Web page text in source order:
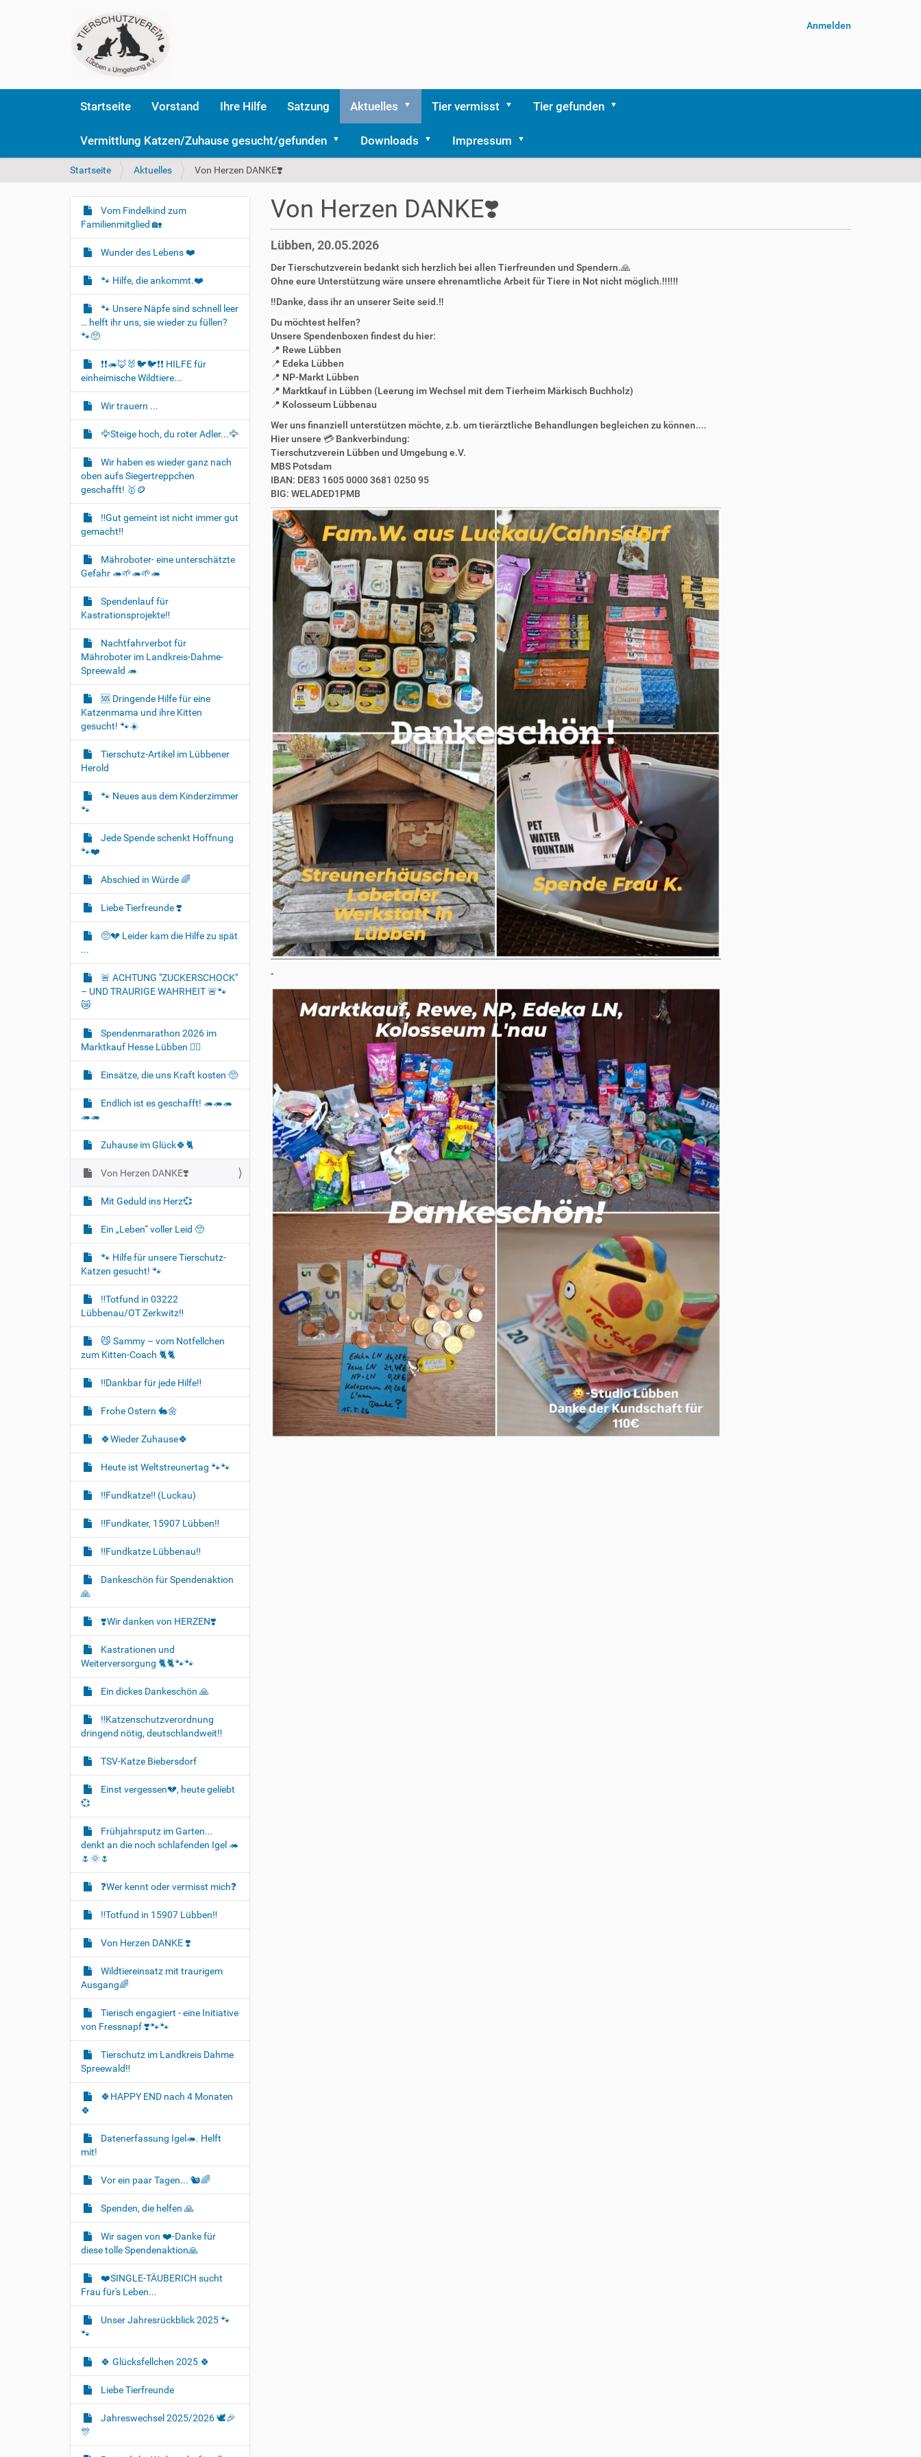
Anmelden
Startseite Vorstand Ihre Hilfe Satzung Aktuelles Tier vermisst Tier gefunden
Vermittlung Katzen/Zuhause gesucht/gefunden Downloads Impressum
S
e
n
h
e
Startseite Aktuelles Von Herzen DANKE❣️
Von Herzen DANKE❣️
Lübben, 20.05.2026
Der Tierschutzverein bedankt sich herzlich bei allen Tierfreunden und Spendern.🙏
Ohne eure Unterstützung wäre unsere ehrenamtliche Arbeit für Tiere in Not nicht möglich.‼️‼️‼️
‼️Danke, dass ihr an unserer Seite seid.‼️
Du möchtest helfen?
Unsere Spendenboxen findest du hier:
📍 Rewe Lübben
📍 Edeka Lübben
📍 NP-Markt Lübben
📍 Marktkauf in Lübben (Leerung im Wechsel mit dem Tierheim Märkisch Buchholz)
📍 Kolosseum Lübbenau
Wer uns finanziell unterstützen möchte, z.b. um tierärztliche Behandlungen begleichen zu können....
Hier unsere 💳 Bankverbindung:
Tierschutzverein Lübben und Umgebung e.V.
MBS Potsdam
IBAN: DE83 1605 0000 3681 0250 95
BIG: WELADED1PMB
-
N
a
v
i
g
a
t
i
o
n
Vom Findelkind zum
Familienmitglied 🏡
Wunder des Lebens ❤️
🐾 Hilfe, die ankommt.❤️
🐾 Unsere Näpfe sind schnell leer
… helft ihr uns, sie wieder zu füllen?
🐾🥺
❗❗🦔🦊🐰🐦‍🐦❗❗ HILFE für
einheimische Wildtiere...
Wir trauern ...
🦅Steige hoch, du roter Adler...🦅
Wir haben es wieder ganz nach
oben aufs Siegertreppchen
geschafft! 🥇🪙
‼️Gut gemeint ist nicht immer gut
gemacht‼️
Mähroboter- eine unterschätzte
Gefahr 🦔🌱🦔🌱🦔
Spendenlauf für
Kastrationsprojekte‼️
Nachtfahrverbot für
Mähroboter im Landkreis-Dahme-
Spreewald 🦔
🆘️ Dringende Hilfe für eine
Katzenmama und ihre Kitten
gesucht! 🐾☀️
Tierschutz-Artikel im Lübbener
Herold
🐾 Neues aus dem Kinderzimmer
🐾
Jede Spende schenkt Hoffnung
🐾❤️
Abschied in Würde 🌈
Liebe Tierfreunde ❣️
🥺💔 Leider kam die Hilfe zu spät
...
🚨 ACHTUNG "ZUCKERSCHOCK"
– UND TRAURIGE WAHRHEIT 🚨🐾
😿
Spendenmarathon 2026 im
Marktkauf Hesse Lübben 👍🏻
Einsätze, die uns Kraft kosten 🥺
Endlich ist es geschafft! 🦔🦔🦔
🦔🦔
Zuhause im Glück🍀🐈‍
Von Herzen DANKE❣️
Mit Geduld ins Herz💞
Ein „Leben“ voller Leid 🥺
🐾 Hilfe für unsere Tierschutz-
Katzen gesucht! 🐾
‼️Totfund in 03222
Lübbenau/OT Zerkwitz‼️
😼 Sammy – vom Notfellchen
zum Kitten-Coach 🐈🐈‍
‼️Dankbar für jede Hilfe‼️
Frohe Ostern 🐇🌼
🍀Wieder Zuhause🍀
Heute ist Weltstreunertag 🐾🐾
‼️Fundkatze‼️ (Luckau)
‼️Fundkater, 15907 Lübben‼️
‼️Fundkatze Lübbenau‼️
Dankeschön für Spendenaktion
🙏
❣️Wir danken von HERZEN❣️
Kastrationen und
Weiterversorgung 🐈‍🐈🐾🐾
Ein dickes Dankeschön 🙏
‼️Katzenschutzverordnung
dringend nötig, deutschlandweit‼️
TSV-Katze Biebersdorf
Einst vergessen💔, heute geliebt
💞
Frühjahrsputz im Garten...
denkt an die noch schlafenden Igel 🦔
🌷🌞🌷
❓️Wer kennt oder vermisst mich❓️
‼️Totfund in 15907 Lübben‼️
Von Herzen DANKE ❣️
Wildtiereinsatz mit traurigem
Ausgang🌈
Tierisch engagiert - eine Initiative
von Fressnapf ❣️🐾🐾
Tierschutz im Landkreis Dahme
Spreewald‼️
🍀HAPPY END nach 4 Monaten
🍀
Datenerfassung Igel🦔. Helft
mit!
Vor ein paar Tagen... 🐿🌈
Spenden, die helfen 🙏
Wir sagen von ❤️-Danke für
diese tolle Spendenaktion🙏
❤️SINGLE-TÄUBERICH sucht
Frau für's Leben...
Unser Jahresrückblick 2025 🐾
🐾
🍀 Glücksfellchen 2025 🍀
Liebe Tierfreunde
Jahreswechsel 2025/2026 🕊🎉
🎊